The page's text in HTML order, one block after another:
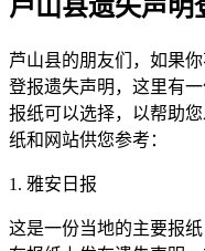
芦山县遗失声明
芦山县的朋友们，如果
登报遗失声明，这里有
报纸可以选择，以帮助
纸和网站供您参考：
1. 雅安日报
这是一份当地的主要报